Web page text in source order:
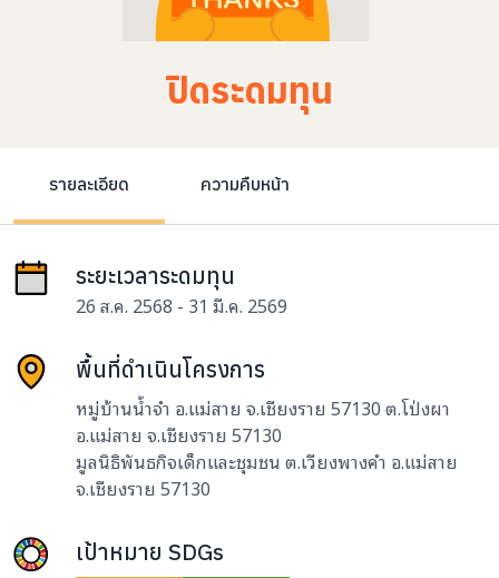
ปิดระดมทุน
รายละเอียด ความคืบหน้า
ระยะเวลาระดมทุน
26 ส.ค. 2568 - 31 มี.ค. 2569
พื้นที่ดำเนินโครงการ
หมู่บ้านน้ำจำ อ.แม่สาย จ.เชียงราย 57130 ต.โป่งผา
อ.แม่สาย จ.เชียงราย 57130
มูลนิธิพันธกิจเด็กและชุมชน ต.เวียงพางคำ อ.แม่สาย
จ.เชียงราย 57130
เป้าหมาย SDGs